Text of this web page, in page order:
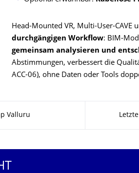
Head-Mounted VR, Multi-User-
durchgängigen Workflow: BIM-
gemeinsam analysieren und
Abstimmungen, verbessert die
ACC-06), ohne Daten oder Tools
Valluru